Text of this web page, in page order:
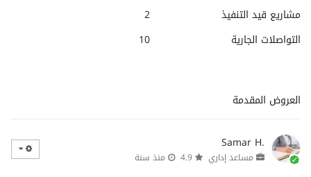
مشاريع قيد التنفيذ
2
التواصلات الجارية
10
العروض المقدمة
Samar H.
مساعد إداري منذ سنة